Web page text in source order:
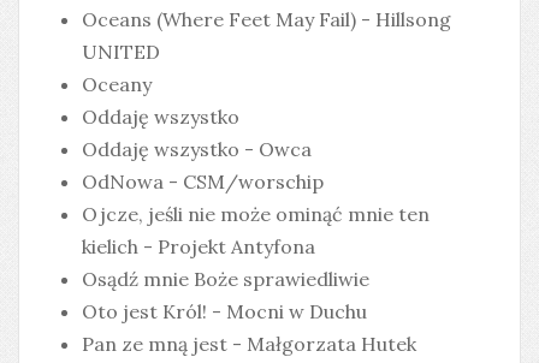
Oceans (Where Feet May Fail) - Hillsong
UNITED
Oceany
Oddaję wszystko
Oddaję wszystko - Owca
OdNowa - CSM/worschip
Ojcze, jeśli nie może ominąć mnie ten
kielich - Projekt Antyfona
Osądź mnie Boże sprawiedliwie
Oto jest Król! - Mocni w Duchu
Pan ze mną jest - Małgorzata Hutek